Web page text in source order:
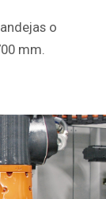
o
mm.